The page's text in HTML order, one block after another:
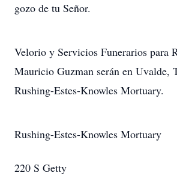
gozo de tu Señor.
Velorio y Servicios Funerarios para
Mauricio Guzman serán en Uvalde,
Rushing-Estes-Knowles Mortuary.
Rushing-Estes-Knowles Mortuary
220 S Getty